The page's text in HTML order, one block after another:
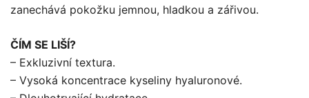
zanechává pokožku jemnou, hladkou a zářivou.
ČÍM SE LIŠÍ?
– Exkluzivní textura.
– Vysoká koncentrace kyseliny hyaluronové.